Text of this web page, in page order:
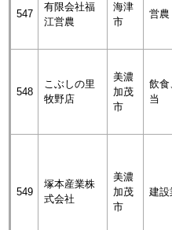
547
有限会社福
江営農
海津
市
営農
548
こぶしの里
牧野店
美濃
加茂
市
飲食
当
549
塚本産業株
式会社
美濃
加茂
市
建設